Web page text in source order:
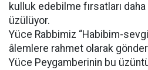
kulluk edebilme fırsatları
üzülüyor.
Yüce Rabbimiz “Habibim-
âlemlere rahmet olarak
Yüce Peygamberinin bu